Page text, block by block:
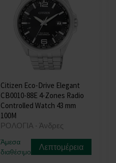
Citizen Eco-Drive Elegant
CB0010-88E 4-Zones Radio
Controlled Watch 43 mm
100M
ΡΟΛΟΓΙΑ - Άνδρες
Άμεσα
διαθέσιμο
Λεπτομέρεια